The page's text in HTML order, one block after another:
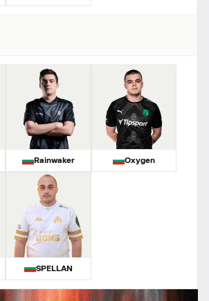
Rainwaker Oxygen
SPELLAN